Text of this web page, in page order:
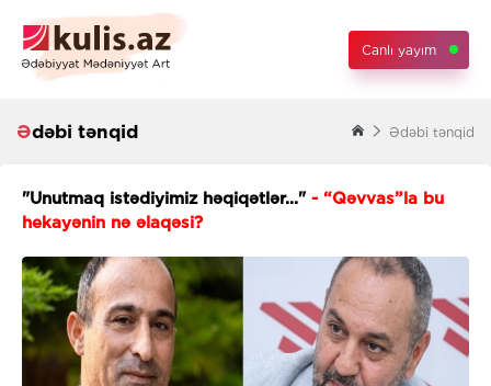
Canlı yayım
Ədəbi tənqid Ədəbi tənqid
"Unutmaq istədiyimiz həqiqətlər..." - “Qəvvas”la bu
hekayənin nə əlaqəsi?